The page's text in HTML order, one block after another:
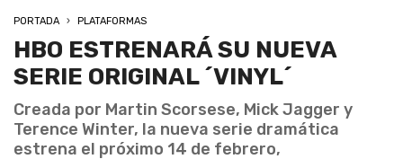
PORTADA PLATAFORMAS
HBO ESTRENARÁ SU NUEVA
SERIE ORIGINAL ´VINYL´
Creada por Martin Scorsese, Mick Jagger y
Terence Winter, la nueva serie dramática
estrena el próximo 14 de febrero,